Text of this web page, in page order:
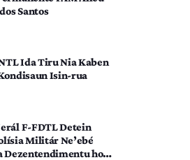
Santos
Ida Tiru Nia Kaben
Isin-rua
F-FDTL Detein
Militár Ne’ebé
Dezentendimentu ho